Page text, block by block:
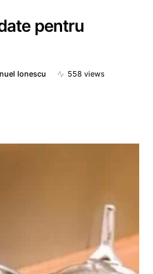
pentru
Ionescu 558 views